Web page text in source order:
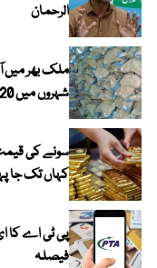
الرحمان
ملک بھر میں
شہروں میں 20 کلو تھیلا 100 روپے تک مہنگا
سونے کی
کہاں تک جا
پی ٹی اے کا
فیصلہ